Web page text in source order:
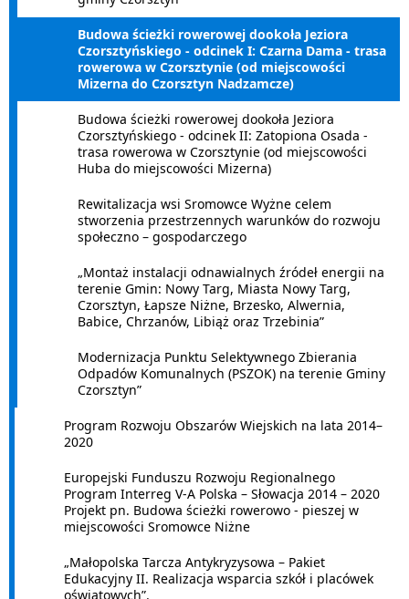
Budowa ścieżki rowerowej dookoła Jeziora
Czorsztyńskiego - odcinek I: Czarna Dama - trasa
rowerowa w Czorsztynie (od miejscowości
Mizerna do Czorsztyn Nadzamcze)
Budowa ścieżki rowerowej dookoła Jeziora
Czorsztyńskiego - odcinek II: Zatopiona Osada -
trasa rowerowa w Czorsztynie (od miejscowości
Huba do miejscowości Mizerna)
Rewitalizacja wsi Sromowce Wyżne celem
stworzenia przestrzennych warunków do rozwoju
społeczno – gospodarczego
„Montaż instalacji odnawialnych źródeł energii na
terenie Gmin: Nowy Targ, Miasta Nowy Targ,
Czorsztyn, Łapsze Niżne, Brzesko, Alwernia,
Babice, Chrzanów, Libiąż oraz Trzebinia”
Modernizacja Punktu Selektywnego Zbierania
Odpadów Komunalnych (PSZOK) na terenie Gminy
Czorsztyn”
Program Rozwoju Obszarów Wiejskich na lata 2014–
2020
Europejski Funduszu Rozwoju Regionalnego
Program Interreg V-A Polska – Słowacja 2014 – 2020
Projekt pn. Budowa ścieżki rowerowo - pieszej w
miejscowości Sromowce Niżne
„Małopolska Tarcza Antykryzysowa – Pakiet
Edukacyjny II. Realizacja wsparcia szkół i placówek
oświatowych”.